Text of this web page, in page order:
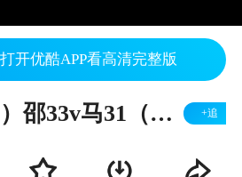
开优酷APP看高清完整版
23.10.11（友9）邵33v马31（左胜） +追